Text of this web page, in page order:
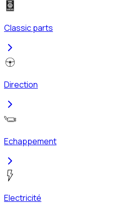
Classic parts
Direction
Echappement
Electricité